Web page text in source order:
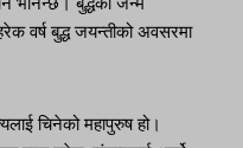
वर्ष बुद्ध जयन्तीको अवसरमा
चिनेको महापुरुष हो।